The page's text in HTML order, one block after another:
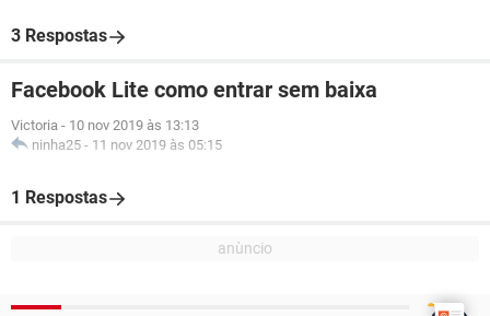
3 Respostas
Facebook Lite como entrar sem baixa
Victoria - 10 nov 2019 às 13:13
ninha25 - 11 nov 2019 às 05:15
1 Respostas